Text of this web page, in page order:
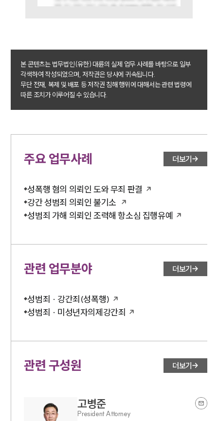
본 콘텐츠는 법무법인(유한) 대륜의 실제 업무 사례를 바탕으로 일부
각색하여 작성되었으며, 저작권은 당사에 귀속됩니다.
무단 전재, 복제 및 배포 등 저작권 침해 행위에 대해서는 관련 법령에
따른 조치가 이루어질 수 있습니다.
주요 업무사례 더보기
성폭행 혐의 의뢰인 도와 무죄 판결
강간 성범죄 의뢰인 불기소
성범죄 가해 의뢰인 조력해 항소심 집행유예
관련 업무분야 더보기
성범죄 · 강간죄(성폭행)
성범죄 · 미성년자의제강간죄
관련 구성원 더보기
고병준
President Attorney